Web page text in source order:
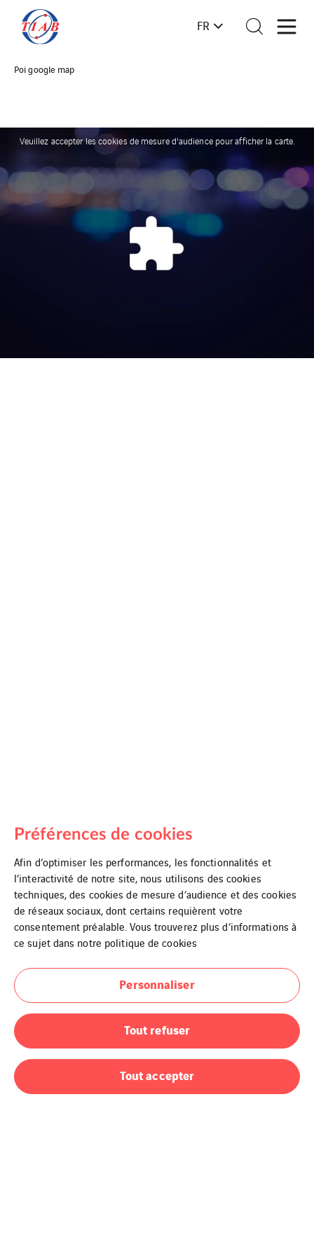
FR
Poi google map
Veuillez accepter les cookies de mesure d'audience pour afficher la carte.
TIAB PIATRA NEAMT
TIAB PIATRA NEAMT
Préférences de cookies
Afin d’optimiser les performances, les fonctionnalités et
l’interactivité de notre site, nous utilisons des cookies
techniques, des cookies de mesure d’audience et des cookies
de réseaux sociaux, dont certains requièrent votre
consentement préalable. Vous trouverez plus d’informations à
ce sujet dans notre politique de cookies
Personnaliser
Tout refuser
Tout accepter